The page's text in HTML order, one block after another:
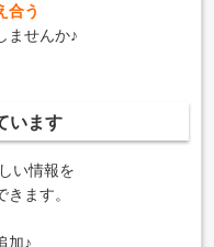
合う
ませんか♪
います
い情報を
ます。
加♪